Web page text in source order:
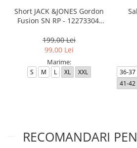
Short JACK &JONES Gordon
Fusion SN RP - 12273304-
199,00 Lei
99,00 Lei
Marime:
S M L XL XXL 36-37
41-42
RECOMANDARI